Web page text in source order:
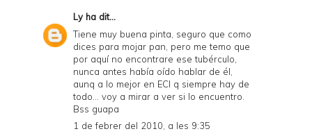
Lyha dit...
Tiene muy buena pinta, seguro que como
dices para mojar pan, pero me temo que
por aquí no encontrare ese tubérculo,
nunca antes había oído hablar de él,
aunq a lo mejor en ECI q siempre hay de
todo... voy a mirar a ver si lo encuentro.
Bss guapa
1 de febrer del 2010, a les 9:35